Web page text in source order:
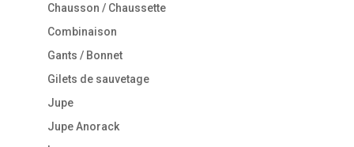
Chausson / Chaussette
Combinaison
Gants / Bonnet
Gilets de sauvetage
Jupe
Jupe Anorack